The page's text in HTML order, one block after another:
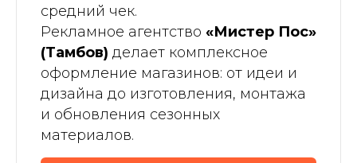
средний чек.
Рекламное агентство «Мистер Пос»
(Тамбов) делает комплексное
оформление магазинов: от идеи и
дизайна до изготовления, монтажа
и обновления сезонных
материалов.